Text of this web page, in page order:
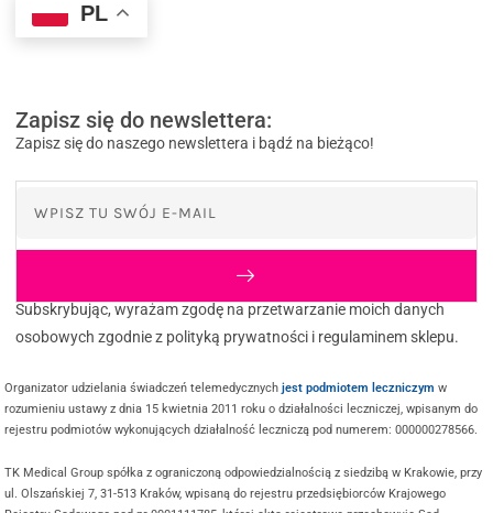
PL
Zapisz się do newslettera:
Zapisz się do naszego newslettera i bądź na bieżąco!
Subskrybując, wyrażam zgodę na przetwarzanie moich danych
osobowych zgodnie z polityką prywatności i regulaminem sklepu.
Organizator udzielania świadczeń telemedycznychjest podmiotem leczniczym w
rozumieniu ustawy z dnia 15 kwietnia 2011 roku o działalności leczniczej, wpisanym do
rejestru podmiotów wykonujących działalność leczniczą pod numerem: 000000278566.
TK Medical Group spółka z ograniczoną odpowiedzialnością z siedzibą w Krakowie, przy
ul. Olszańskiej 7, 31-513 Kraków, wpisaną do rejestru przedsiębiorców Krajowego